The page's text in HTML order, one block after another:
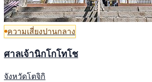
ความเสี่ยงปานกลาง
ศาลเจ้านิกโกโทโช
จังหวัดโตจิกิ